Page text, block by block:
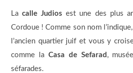
La calle Judios est une des plus
Cordoue ! Comme son nom
l’ancien quartier juif et vous y
comme la Casa de Sefarad ,
séfarades.